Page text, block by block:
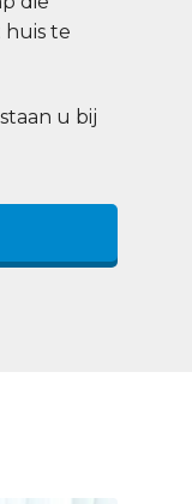
te
u bij